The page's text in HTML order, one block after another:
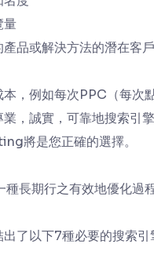
量
品或解決方法的潛在客戶
，例如每次PPC（每次
，誠實，可靠地搜索引
將是您正確的選擇。
長期行之有效地優化過
了以下7種必要的搜索